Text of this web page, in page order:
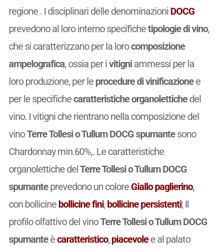
regione . I disciplinari delle denominazioni DOCG
prevedono al loro interno specifichetipologie di vino,
che si caratterizzano per la lorocomposizione
ampelografica, ossia per ivitigniammessi per la
loro produzione, per le procedure di vinificazionee
per le specifichecaratteristiche organolettichedel
vino. I vitigni che rientrano nella composizione del
vinoTerre Tollesi o Tullum DOCG spumantesono
Chardonnay min.60%,. Le caratteristiche
organolettiche delTerre Tollesi o Tullum DOCG
spumanteprevedono un colore Giallo paglierino,
con bollicine bollicine fini, bollicine persistenti; Il
profilo olfattivo del vinoTerre Tollesi o Tullum DOCG
spumanteècaratteristico, piacevolee al palato